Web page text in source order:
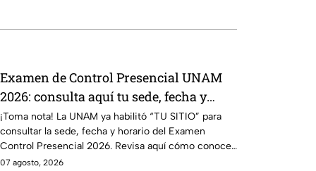
Examen de Control Presencial UNAM
2026: consulta aquí tu sede, fecha y
horario
¡Toma nota! La UNAM ya habilitó “TU SITIO” para
consultar la sede, fecha y horario del Examen
Control Presencial 2026. Revisa aquí cómo conocer
tu cita.
07 agosto, 2026